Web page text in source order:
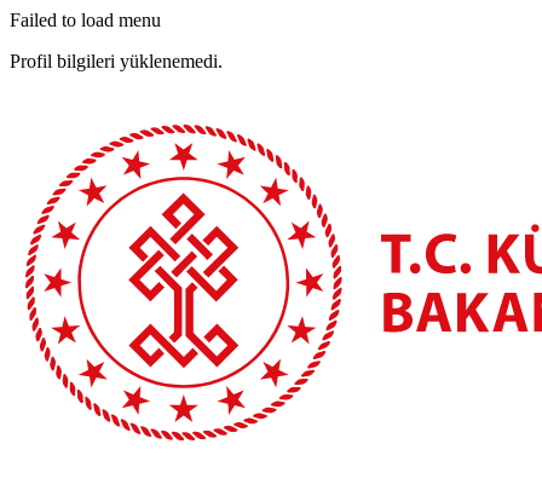
Failed to load menu
Profil bilgileri yüklenemedi.